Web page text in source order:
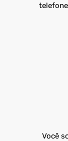
Você